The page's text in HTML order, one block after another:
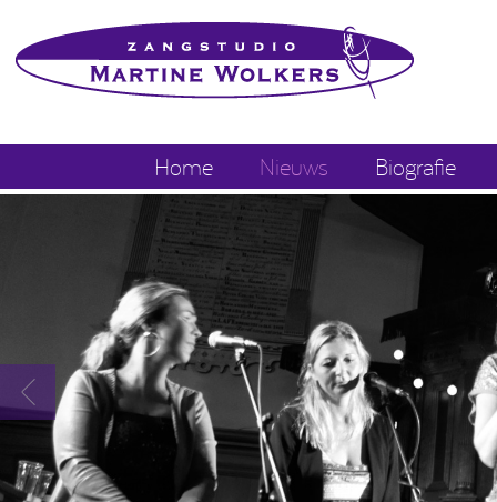
Home Nieuws Biografie